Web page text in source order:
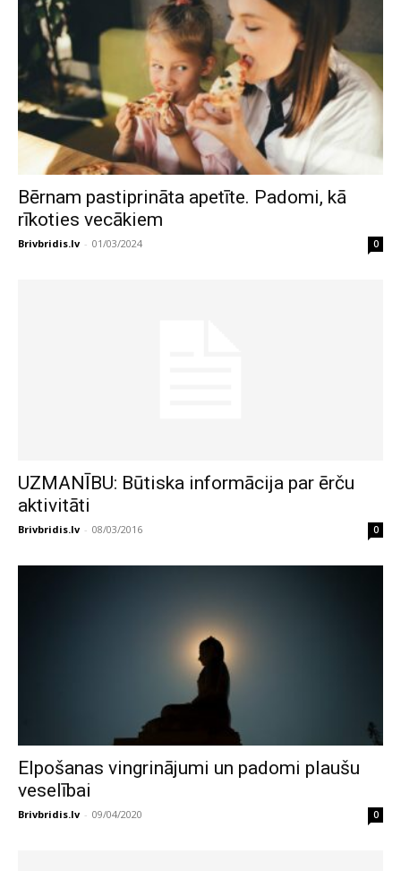
Bērnam pastiprināta apetīte. Padomi, kā
rīkoties vecākiem
Brivbridis.lv - 01/03/2024 0
UZMANĪBU: Būtiska informācija par ērču
aktivitāti
Brivbridis.lv - 08/03/2016 0
Elpošanas vingrinājumi un padomi plaušu
veselībai
Brivbridis.lv - 09/04/2020 0